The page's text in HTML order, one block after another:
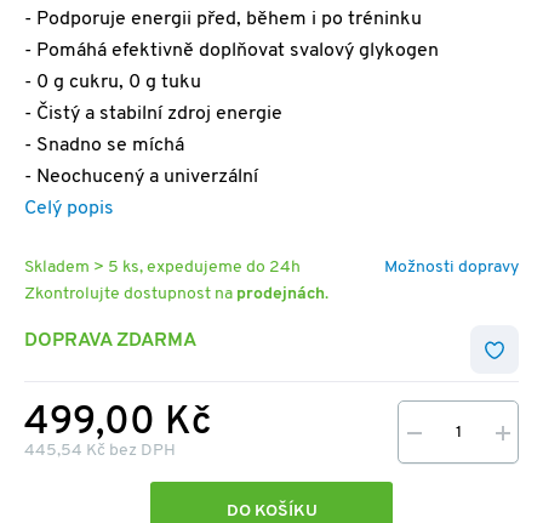
- Podporuje energii před, během i po tréninku
- Pomáhá efektivně doplňovat svalový glykogen
- 0 g cukru, 0 g tuku
- Čistý a stabilní zdroj energie
- Snadno se míchá
- Neochucený a univerzální
Celý popis
Možnosti dopravy
Skladem > 5 ks, expedujeme do 24h
Zkontrolujte dostupnost na prodejnách.
DOPRAVA ZDARMA
499,00 Kč
445,54 Kč bez DPH
DO KOŠÍKU